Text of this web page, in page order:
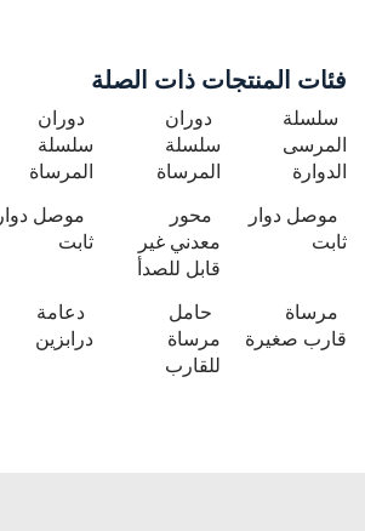
فئات المنتجات ذات الصلة
سلسلة
المرسى
الدوارة
دوران
سلسلة
المرساة
دوران
سلسلة
المرساة
موصل دوار
ثابت
محور
معدني غير
قابل للصدأ
موصل دوار
ثابت
مرساة
قارب صغيرة
حامل
مرساة
للقارب
دعامة
درابزين